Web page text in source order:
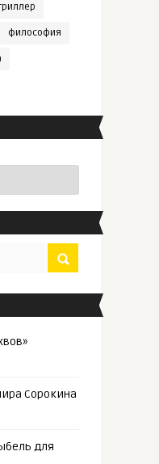
философия
Сорокина
для